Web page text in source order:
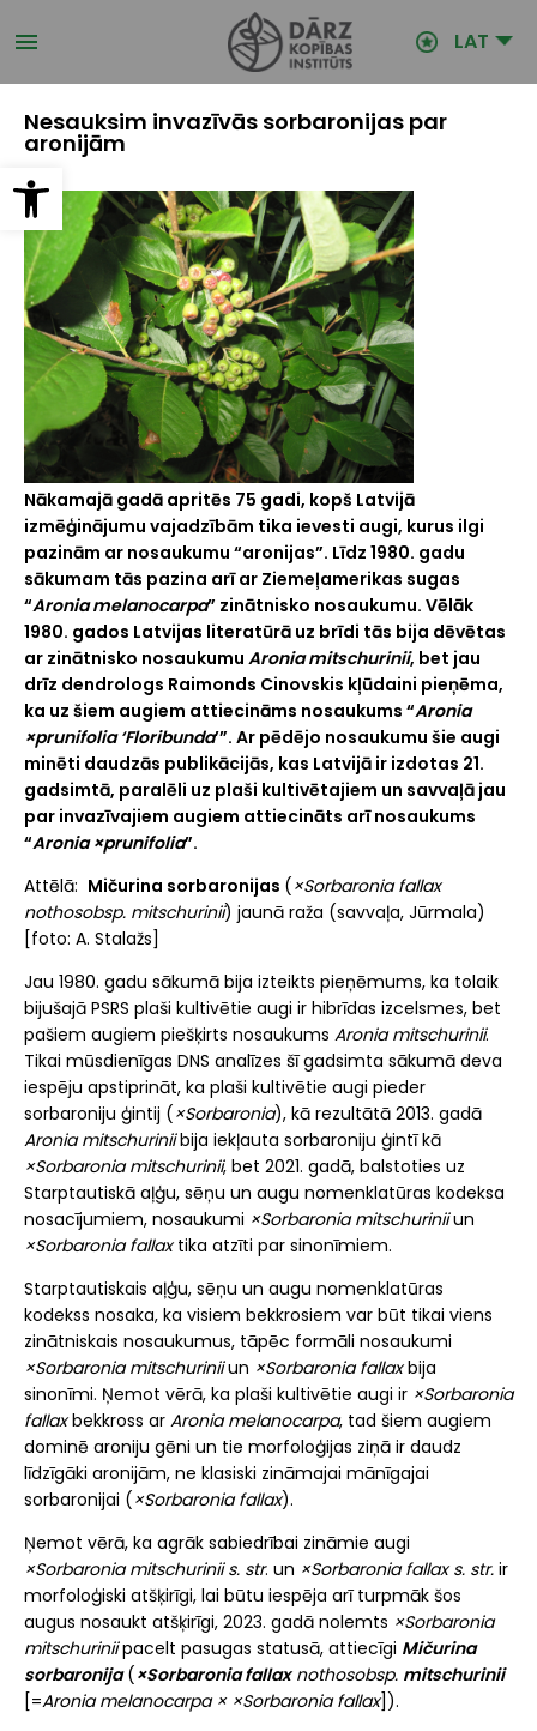
Open toolbar
uz
galveno LAT
Nesauksim invazīvās sorbaronijas par
aronijām
Nākamajā gadā apritēs 75 gadi, kopš Latvijā
izmēģinājumu vajadzībām tika ievesti augi, kurus ilgi
pazinām ar nosaukumu “aronijas”. Līdz 1980. gadu
sākumam tās pazina arī ar Ziemeļamerikas sugas
“Aronia melanocarpa” zinātnisko nosaukumu. Vēlāk
1980. gados Latvijas literatūrā uz brīdi tās bija dēvētas
ar zinātnisko nosaukumu Aronia mitschurinii, bet jau
drīz dendrologs Raimonds Cinovskis kļūdaini pieņēma,
ka uz šiem augiem attiecināms nosaukums “Aronia
×prunifolia ‘Floribunda’”. Ar pēdējo nosaukumu šie augi
minēti daudzās publikācijās, kas Latvijā ir izdotas 21.
gadsimtā, paralēli uz plaši kultivētajiem un savvaļā jau
par invazīvajiem augiem attiecināts arī nosaukums
“Aronia ×prunifolia”.
Attēlā: Mičurina sorbaronijas (×Sorbaronia fallax
nothosobsp. mitschurinii) jaunā raža (savvaļa, Jūrmala)
[foto: A. Stalažs]
Jau 1980. gadu sākumā bija izteikts pieņēmums, ka tolaik
bijušajā PSRS plaši kultivētie augi ir hibrīdas izcelsmes, bet
pašiem augiem piešķirts nosaukums Aronia mitschurinii.
Tikai mūsdienīgas DNS analīzes šī gadsimta sākumā deva
iespēju apstiprināt, ka plaši kultivētie augi pieder
sorbaroniju ģintij (×Sorbaronia), kā rezultātā 2013. gadā
Aronia mitschuriniibija iekļauta sorbaroniju ģintī kā
×Sorbaronia mitschurinii, bet 2021. gadā, balstoties uz
Starptautiskā aļģu, sēņu un augu nomenklatūras kodeksa
nosacījumiem, nosaukumi ×Sorbaronia mitschuriniiun
×Sorbaronia fallaxtika atzīti par sinonīmiem.
Starptautiskais aļģu, sēņu un augu nomenklatūras
kodekss nosaka, ka visiem bekkrosiem var būt tikai viens
zinātniskais nosaukumus, tāpēc formāli nosaukumi
×Sorbaronia mitschuriniiun ×Sorbaronia fallaxbija
sinonīmi. Ņemot vērā, ka plaši kultivētie augi ir ×Sorbaronia
fallaxbekkross ar Aronia melanocarpa, tad šiem augiem
dominē aroniju gēni un tie morfoloģijas ziņā ir daudz
līdzīgāki aronijām, ne klasiski zināmajai mānīgajai
sorbaronijai (×Sorbaronia fallax).
Ņemot vērā, ka agrāk sabiedrībai zināmie augi
×Sorbaronia mitschurinii s. str. un ×Sorbaronia fallax s. str. ir
morfoloģiski atšķirīgi, lai būtu iespēja arī turpmāk šos
augus nosaukt atšķirīgi, 2023. gadā nolemts ×Sorbaronia
mitschuriniipacelt pasugas statusā, attiecīgi Mičurina
sorbaronija(×Sorbaronia fallaxnothosobsp. mitschurinii
[=Aronia melanocarpa × ×Sorbaronia fallax]).